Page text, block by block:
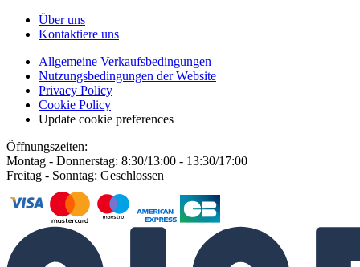
Über uns
Kontaktiere uns
Allgemeine Verkaufsbedingungen
Nutzungsbedingungen der Website
Privacy Policy
Cookie Policy
Update cookie preferences
Öffnungszeiten:
Montag - Donnerstag: 8:30/13:00 - 13:30/17:00
Freitag - Sonntag: Geschlossen